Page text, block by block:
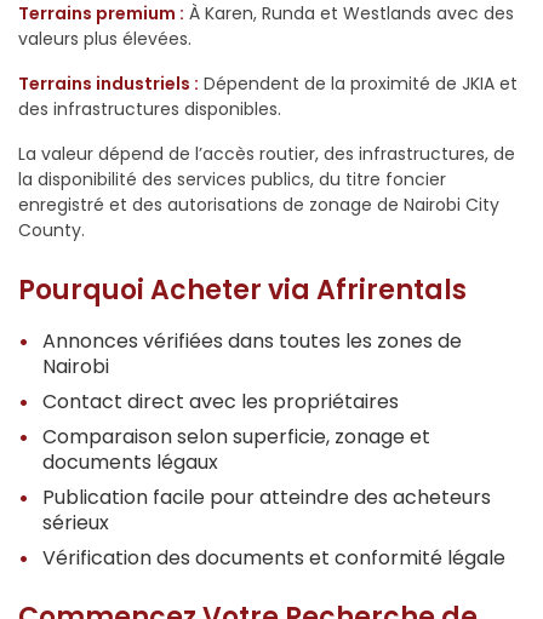
Terrains premium : À Karen, Runda et Westlands avec des
valeurs plus élevées.
Terrains industriels : Dépendent de la proximité de JKIA et
des infrastructures disponibles.
La valeur dépend de l’accès routier, des infrastructures, de
la disponibilité des services publics, du titre foncier
enregistré et des autorisations de zonage de Nairobi City
County.
Pourquoi Acheter via Afrirentals
Annonces vérifiées dans toutes les zones de
Nairobi
Contact direct avec les propriétaires
Comparaison selon superficie, zonage et
documents légaux
Publication facile pour atteindre des acheteurs
sérieux
Vérification des documents et conformité légale